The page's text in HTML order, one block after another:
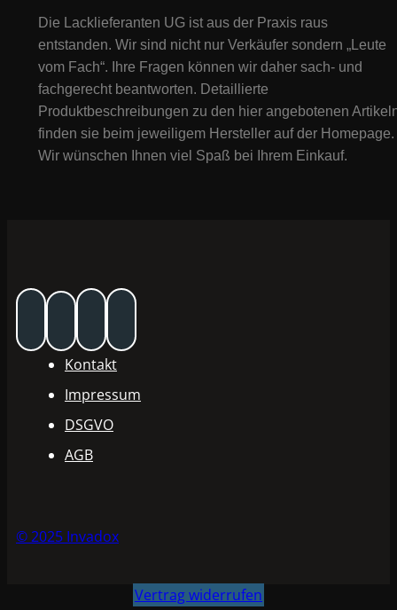
Die Lacklieferanten UG ist aus der Praxis raus
entstanden. Wir sind nicht nur Verkäufer sondern „Leute
vom Fach“. Ihre Fragen können wir daher sach- und
fachgerecht beantworten. Detaillierte
Produktbeschreibungen zu den hier angebotenen
finden sie beim jeweiligem Hersteller auf der Homepage.
Wir wünschen Ihnen viel Spaß bei Ihrem Einkauf.
Kontakt
Impressum
DSGVO
AGB
© 2025 Invadox
Vertrag widerrufen